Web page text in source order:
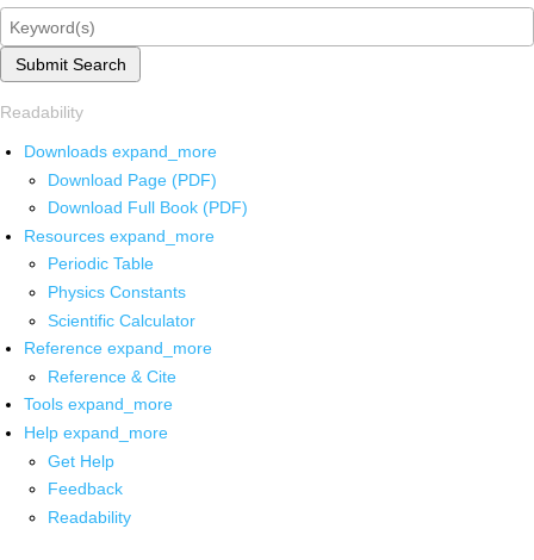
Submit Search
Readability
Downloads expand_more
Download Page (PDF)
Download Full Book (PDF)
Resources expand_more
Periodic Table
Physics Constants
Scientific Calculator
Reference expand_more
Reference & Cite
Tools expand_more
Help expand_more
Get Help
Feedback
Readability